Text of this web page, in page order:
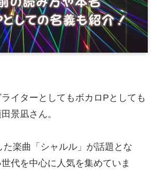
イターとしてもボカロPとしても
景凪さん。
た楽曲「シャルル」が話題とな
代を中心に人気を集めていま